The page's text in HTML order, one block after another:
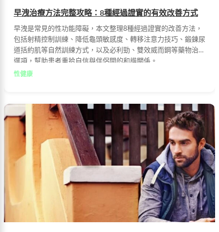
早洩治療方法完整攻略：8種經過證實的有效改善方式
早洩是常見的性功能障礙，本文整理8種經過證實的改善方法，
包括射精控制訓練、降低龜頭敏感度、轉移注意力技巧、鍛鍊尿
道括約肌等自然訓練方式，以及必利勁、雙效威而鋼等藥物治療
選項，幫助患者重拾自信與伴侶間的和諧關係。
性健康